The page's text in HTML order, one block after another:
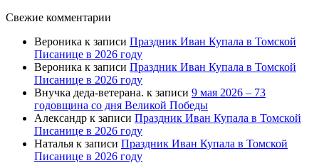
Свежие комментарии
Вероника к записи Праздник Иван Купала в Томской
Писанице в 2026 году
Вероника к записи Праздник Иван Купала в Томской
Писанице в 2026 году
Внучка деда-ветерана. к записи 9 мая 2026 – 73
годовщина со дня Великой Победы
Александр к записи Праздник Иван Купала в Томской
Писанице в 2026 году
Наталья к записи Праздник Иван Купала в Томской
Писанице в 2026 году